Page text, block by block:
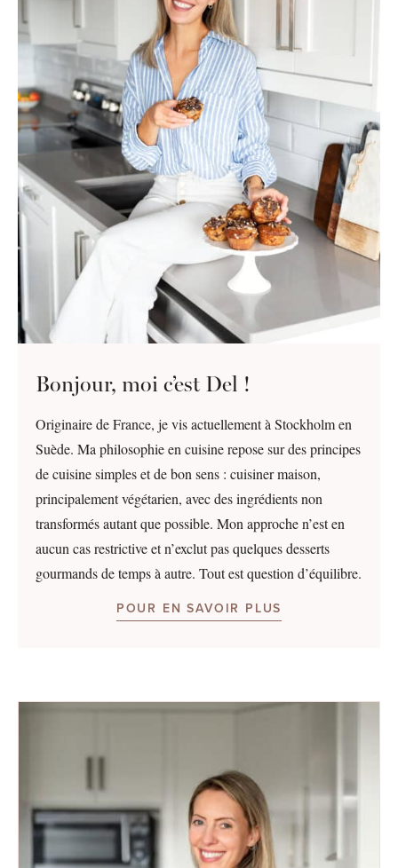
Bonjour, moi c’est Del !
Originaire de France, je vis actuellement à Stockholm en
Suède. Ma philosophie en cuisine repose sur des principes
de cuisine simples et de bon sens : cuisiner maison,
principalement végétarien, avec des ingrédients non
transformés autant que possible. Mon approche n’est en
aucun cas restrictive et n’exclut pas quelques desserts
gourmands de temps à autre. Tout est question d’équilibre.
POUR EN SAVOIR PLUS